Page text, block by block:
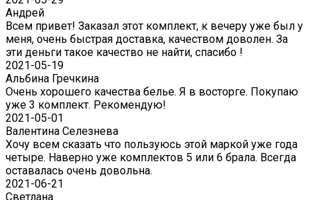
Андрей
Всем привет! Заказал этот комплект, к вечеру уже был у
меня, очень быстрая доставка, качеством доволен. За
эти деньги такое качество не найти, спасибо !
2021-05-19
Альбина Гречкина
Очень хорошего качества белье. Я в восторге. Покупаю
уже 3 комплект. Рекомендую!
2021-05-01
Валентина Селезнева
Хочу всем сказать что пользуюсь этой маркой уже года
четыре. Наверно уже комплектов 5 или 6 брала. Всегда
оставалась очень довольна.
2021-06-21
Светлана